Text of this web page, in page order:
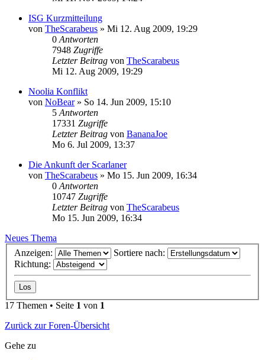
ISG Kurzmitteilung
von TheScarabeus » Mi 12. Aug 2009, 19:29
0 Antworten
7948 Zugriffe
Letzter Beitrag von TheScarabeus
Mi 12. Aug 2009, 19:29
Noolia Konflikt
von NoBear» So 14. Jun 2009, 15:10
5 Antworten
17331 Zugriffe
Letzter Beitrag von BananaJoe
Mo 6. Jul 2009, 13:37
Die Ankunft der Scarlaner
von TheScarabeus » Mo 15. Jun 2009, 16:34
0 Antworten
10747 Zugriffe
Letzter Beitrag von TheScarabeus
Mo 15. Jun 2009, 16:34
Neues Thema
Anzeigen:
Sortiere nach:
Richtung:
17 Themen • Seite 1 von 1
Zurück zur Foren-Übersicht
Gehe zu